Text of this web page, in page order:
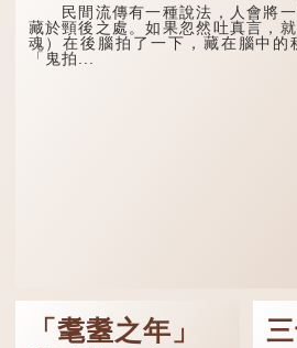
民間流傳有一種說法，人會將一
藏於頸後之處。如果忽然吐真言，
魂）在後腦拍了一下，藏在腦中的
「鬼拍...
「耄耋之年」